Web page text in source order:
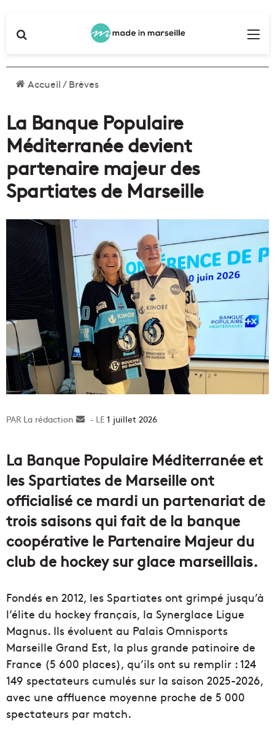
Accueil/Brèves
La Banque Populaire
Méditerranée devient
partenaire majeur des
Spartiates de Marseille
La rédaction
Envoyer1 juillet 2026
La Banque Populaire Méditerranée et
les Spartiates de Marseille ont
officialisé ce mardi un partenariat de
trois saisons qui fait de la banque
coopérative le Partenaire Majeur du
club de hockey sur glace marseillais.
Fondés en 2012, les Spartiates ont grimpé jusqu’à
l’élite du hockey français, la Synerglace Ligue
Magnus. Ils évoluent au Palais Omnisports
Marseille Grand Est, la plus grande patinoire de
France (5 600 places), qu’ils ont su remplir : 124
149 spectateurs cumulés sur la saison 2025-2026,
avec une affluence moyenne proche de 5 000
spectateurs par match.